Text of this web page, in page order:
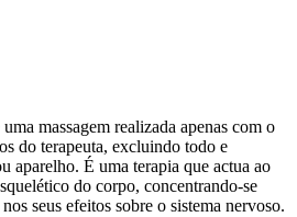
massagem realizada apenas com o
do terapeuta, excluindo todo e
aparelho. É uma terapia que actua ao
do corpo, concentrando-se
seus efeitos sobre o sistema nervoso.